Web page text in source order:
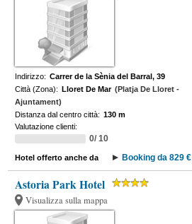
Indirizzo: Carrer de la Sènia del Barral, 39
Città (Zona): Lloret De Mar (Platja De Lloret -
Ajuntament)
Distanza dal centro città: 130 m
Valutazione clienti:
0/ 10
Hotel offerto anche da Booking da 829 €
Astoria Park Hotel
Visualizza sulla mappa